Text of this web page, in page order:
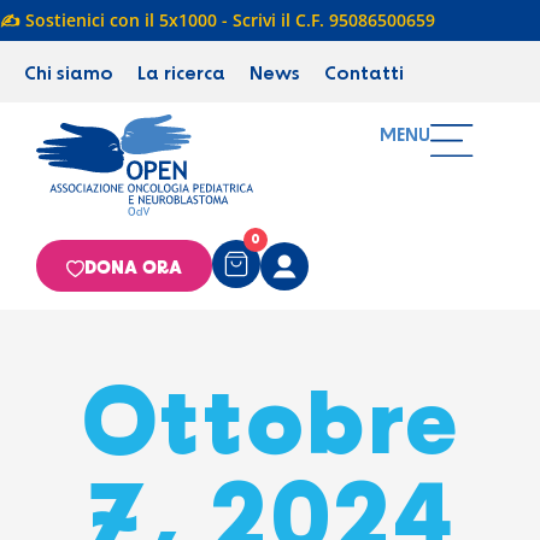
✍️ Sostienici con il 5x1000 - Scrivi il C.F. 95086500659
Chi siamo La ricerca News Contatti
MENU
0
DONA ORA
Ottobre